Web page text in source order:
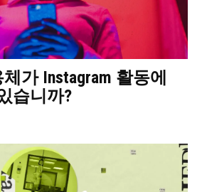
가 Instagram 활동에
습니까?